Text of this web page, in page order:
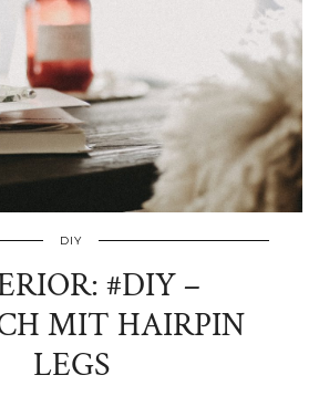
DIY
#DIY –
MIT HAIRPIN
LEGS